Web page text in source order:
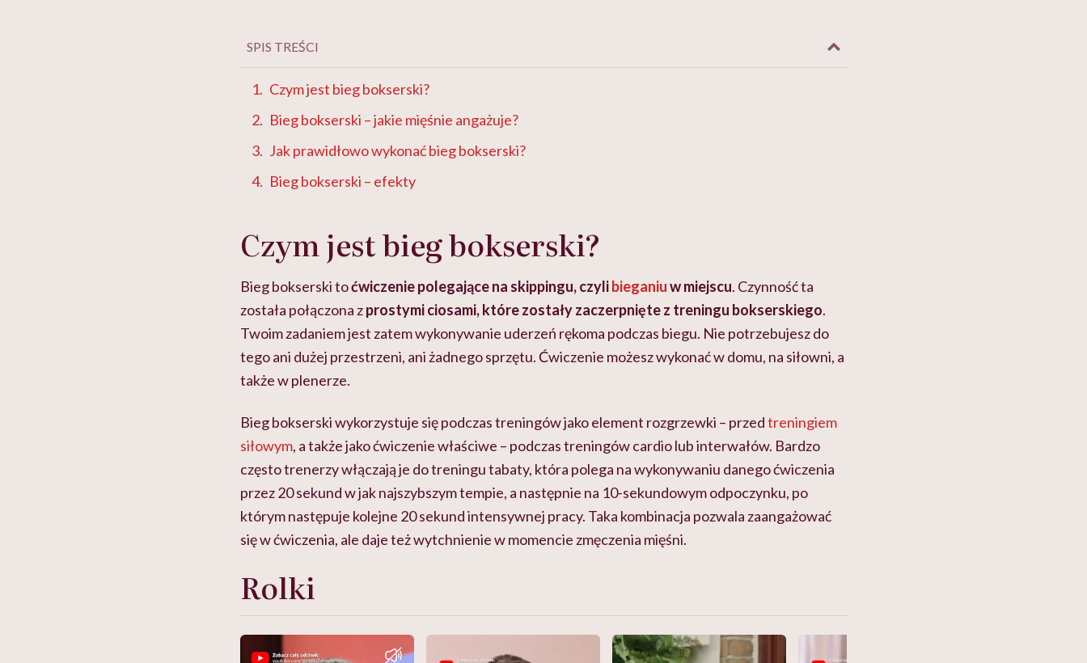
SPIS TREŚCI
Czym jest bieg bokserski?
Bieg bokserski – jakie mięśnie angażuje?
Jak prawidłowo wykonać bieg bokserski?
Bieg bokserski – efekty
Czym jest bieg bokserski?
Bieg bokserski toćwiczenie polegające na skippingu, czylibieganiuw miejscu. Czynność ta
została połączona zprostymi ciosami, które zostały zaczerpnięte z treningu bokserskiego.
Twoim zadaniem jest zatem wykonywanie uderzeń rękoma podczas biegu. Nie potrzebujesz do
tego ani dużej przestrzeni, ani żadnego sprzętu. Ćwiczenie możesz wykonać w domu, na siłowni, a
także w plenerze.
Bieg bokserski wykorzystuje się podczas treningów jako element rozgrzewki – przedtreningiem
siłowym, a także jako ćwiczenie właściwe – podczas treningów cardio lub interwałów. Bardzo
często trenerzy włączają je do treningu tabaty, która polega na wykonywaniu danego ćwiczenia
przez 20 sekund w jak najszybszym tempie, a następnie na 10-sekundowym odpoczynku, po
którym następuje kolejne 20 sekund intensywnej pracy. Taka kombinacja pozwala zaangażować
się w ćwiczenia, ale daje też wytchnienie w momencie zmęczenia mięśni.
Rolki